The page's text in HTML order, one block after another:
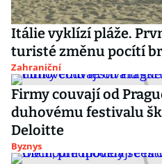
Itálie vyklízí pláže.
turisté změnu pocítí
Zahraniční
Firmy couvají od
duhovému festivalu
Deloitte
Byznys